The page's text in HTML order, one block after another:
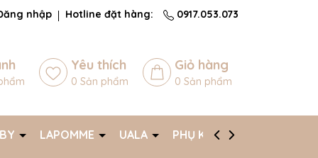
nhập Hotline đặt hàng: 0917.053.073
Yêu thích
0 Sản phẩm
Giỏ hàng
0 Sản phẩm
LAPOMME UALA PHỤ KIỆN